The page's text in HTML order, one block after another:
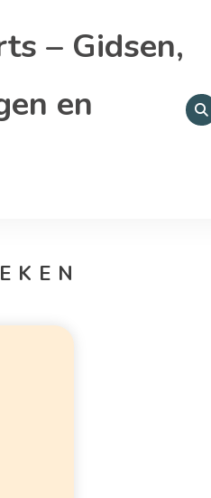
– Gidsen,
en